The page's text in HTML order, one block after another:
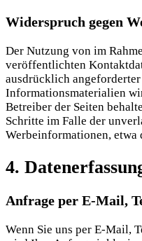
Widerspruch gegen
Der Nutzung von im
veröffentlichten
ausdrücklich
Informationsmaterialien
Betreiber der Seiten
Schritte im Falle der
Werbeinformationen, etwa
4.
Anfrage per E-Mail,
Wenn Sie uns per E-Mail,